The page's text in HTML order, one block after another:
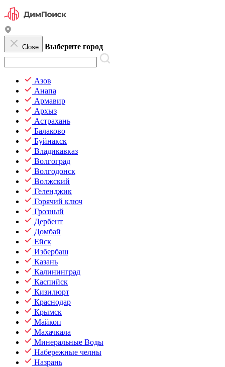
Close Выберите город
Азов
Анапа
Армавир
Архыз
Астрахань
Балаково
Буйнакск
Владикавказ
Волгоград
Волгодонск
Волжский
Геленджик
Горячий ключ
Грозный
Дербент
Домбай
Ейск
Избербаш
Казань
Калининград
Каспийск
Кизилюрт
Краснодар
Крымск
Майкоп
Махачкала
Минеральные Воды
Набережные челны
Назрань